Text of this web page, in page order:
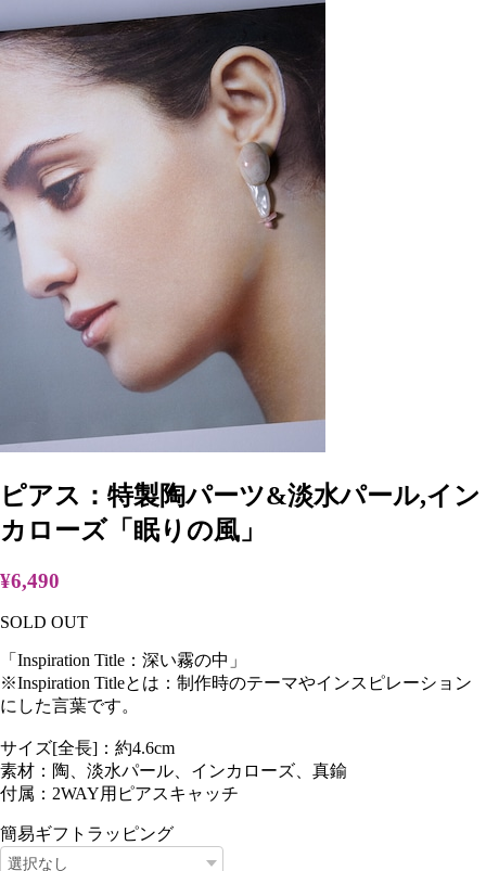
ピアス：特製陶パーツ&淡水パール,イン
カローズ「眠りの風」
¥6,490
SOLD OUT
「Inspiration Title：深い霧の中」
※Inspiration Titleとは：制作時のテーマやインスピレーション
にした言葉です。
サイズ[全長]：約4.6cm
素材：陶、淡水パール、インカローズ、真鍮
付属：2WAY用ピアスキャッチ
簡易ギフトラッピング